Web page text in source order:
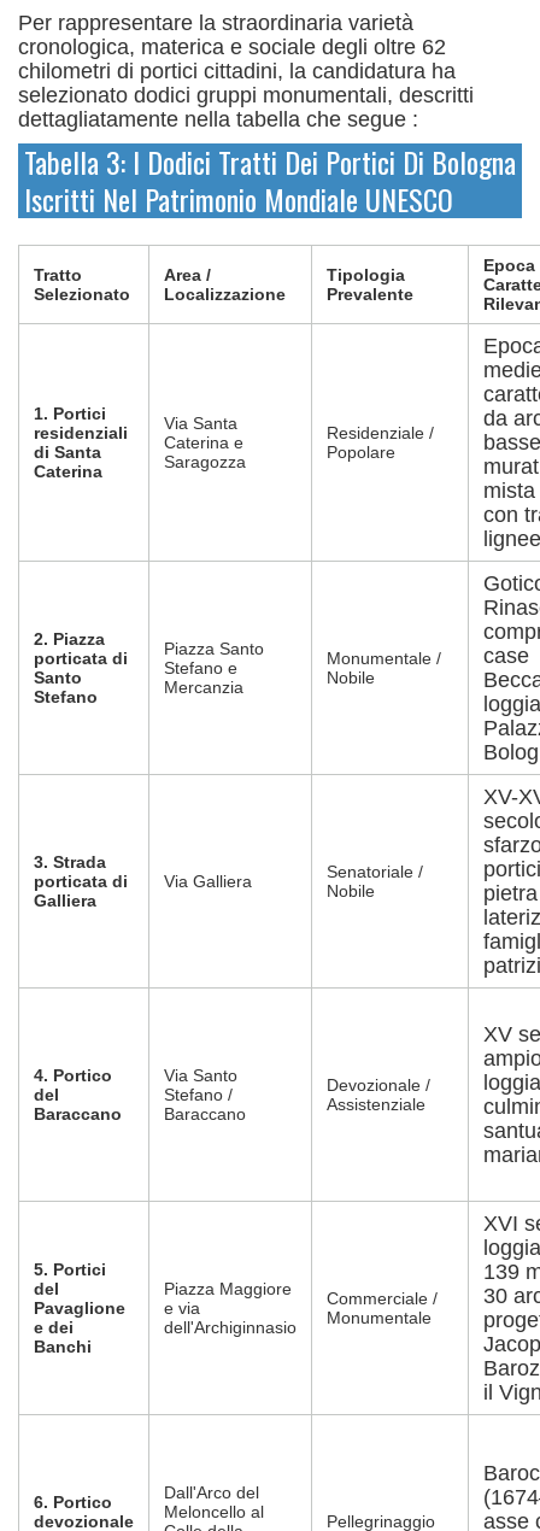
Per rappresentare la straordinaria varietà
cronologica, materica e sociale degli oltre 62
chilometri di portici cittadini, la candidatura ha
selezionato dodici gruppi monumentali, descritti
dettagliatamente nella tabella che segue :
Tabella 3: I Dodici Tratti Dei Portici Di Bologna
Iscritti Nel Patrimonio Mondiale UNESCO
Tratto
Selezionato
Area /
Localizzazione
Tipologia
Prevalente
Epoca
1. Portici
residenziali
di Santa
Caterina
Via Santa
Caterina e
Saragozza
Residenziale /
Popolare
da
con
2. Piazza
porticata di
Santo
Stefano
Piazza Santo
Stefano e
Mercanzia
Monumentale /
Nobile
case
3. Strada
porticata di
Galliera
Via Galliera
Senatoriale /
Nobile
XV-
4. Portico
del
Baraccano
Via Santo
Stefano /
Baraccano
Devozionale /
Assistenziale
XV
5. Portici
del
Pavaglione
e dei
Banchi
Piazza Maggiore
e via
dell'Archiginnasio
Commerciale /
Monumentale
XVI
139
30
il
6. Portico
devozionale
Dall'Arco del
Meloncello al
Pellegrinaggio
asse